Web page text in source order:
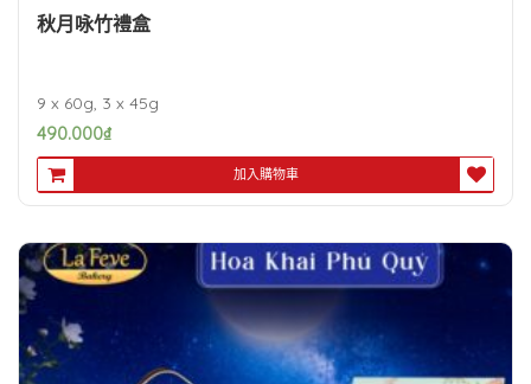
秋月咏竹禮盒
9 x 60g, 3 x 45g
490.000₫
加入購物車